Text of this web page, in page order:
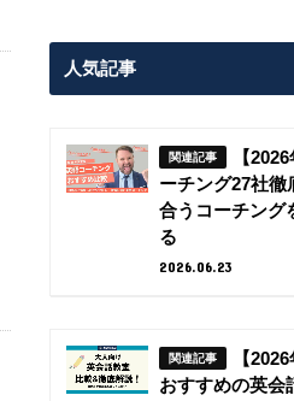
人気記事
【
ーチング27社徹
合うコーチング
る
2026.06.23
【
おすすめの英会